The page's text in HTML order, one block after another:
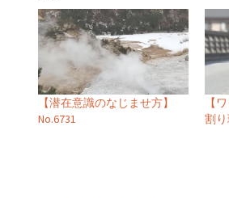
【潜在意識のなじませ方】
No.6731
【
割